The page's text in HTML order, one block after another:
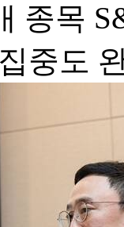
종목
중도